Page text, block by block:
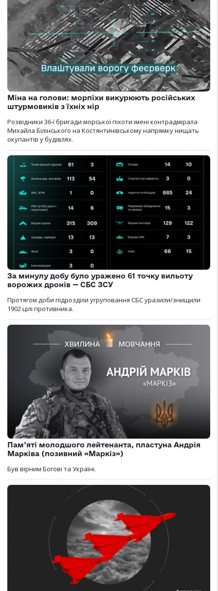
Міна на голови: морпіхи викурюють російських
штурмовиків з їхніх нір
Розвідники 36-ї бригади морської піхоти імені контрадмірала
Михайла Білінського на Костянтинівському напрямку нищать
окупантів у будівлях.
За минулу добу було уражено 61 точку вильоту
ворожих дронів — СБС ЗСУ
Протягом доби підрозділи угруповання СБС уразили/знищили
1902 цілі противника.
Пам’яті молодшого лейтенанта, пластуна Андрія
Марківа (позивний «Маркіз»)
Був вірним Богові та Україні.